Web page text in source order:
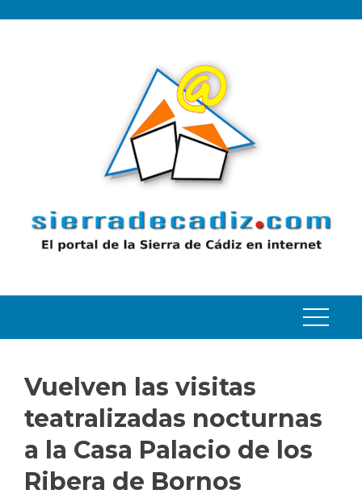
Vuelven las visitas
teatralizadas nocturnas
a la Casa Palacio de los
Ribera de Bornos